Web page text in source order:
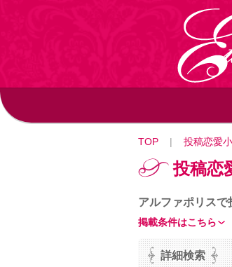
TOP | 投稿恋愛
投稿恋
アルファポリスで
掲載条件はこちら
詳細検索